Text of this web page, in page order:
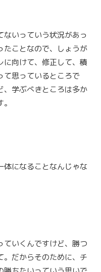
いっていう状況があっ
たことなので、しょうが
に向けて、修正して、積
て思っているところで
、学ぶべきところは多か
体になることなんじゃな
ていくんですけど、勝つ
。だからそのために、チ